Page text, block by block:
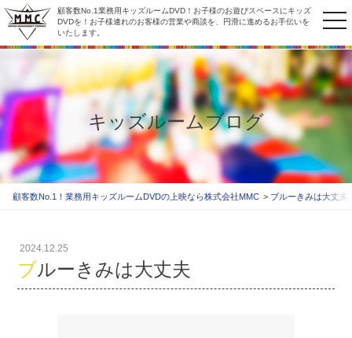
顧客数No.1業務用キッズルームDVD！お子様のお遊びスペースにキッズ
DVDを！お子様連れのお客様の営業や商談を、円滑に進めるお手伝いを
いたします。
キッズルームブログ
顧客数No.1！業務用キッズルームDVDの上映なら株式会社MMC ブルーきみは大丈夫
2024.12.25
ブルーきみは大丈夫